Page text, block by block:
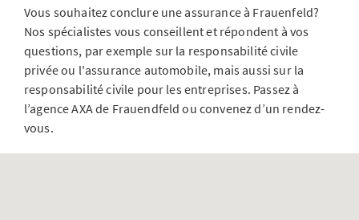
Vous souhaitez conclure une assurance à Frauenfeld?
Nos spécialistes vous conseillent et répondent à vos
questions, par exemple sur la responsabilité civile
privée ou l'assurance automobile, mais aussi sur la
responsabilité civile pour les entreprises. Passez à
l’agence AXA de Frauendfeld ou convenez d’un rendez-
vous.